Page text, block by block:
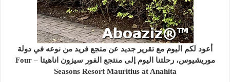
أعود لكم اليوم مع تقرير جديد عن متجع فريد من نوعه في دولة
موريشيوس، رحلتنا اليوم إلى منتجع الفور سيزون اناهيتا Four –
Seasons Resort Mauritius at Anahita